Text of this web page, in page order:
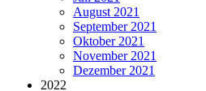
August 2021
September 2021
Oktober 2021
November 2021
Dezember 2021
2022